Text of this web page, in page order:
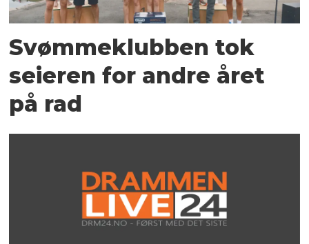
Svømmeklubben tok
seieren for andre året
på rad